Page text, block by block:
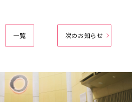
一覧 次のお知らせ